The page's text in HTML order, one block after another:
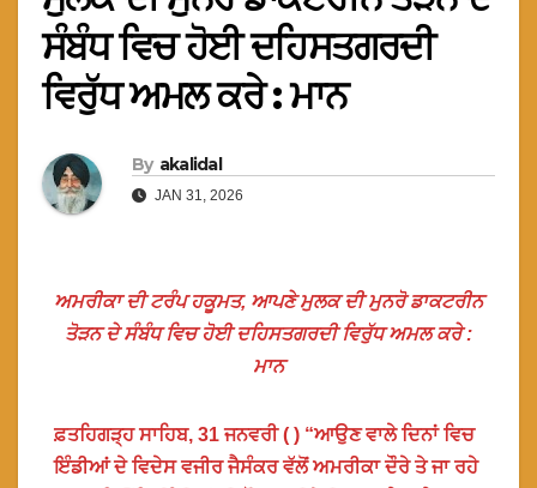
ਸੰਬੰਧ ਵਿਚ ਹੋਈ ਦਹਿਸਤਗਰਦੀ
ਵਿਰੁੱਧ ਅਮਲ ਕਰੇ : ਮਾਨ
By akalidal
JAN 31, 2026
ਅਮਰੀਕਾ ਦੀ ਟਰੰਪ ਹਕੂਮਤ, ਆਪਣੇ ਮੁਲਕ ਦੀ ਮੁਨਰੋ ਡਾਕਟਰੀਨ
ਤੋੜਨ ਦੇ ਸੰਬੰਧ ਵਿਚ ਹੋਈ ਦਹਿਸਤਗਰਦੀ ਵਿਰੁੱਧ ਅਮਲ ਕਰੇ :
ਮਾਨ
ਫ਼ਤਹਿਗੜ੍ਹ ਸਾਹਿਬ, 31 ਜਨਵਰੀ ( ) “ਆਉਣ ਵਾਲੇ ਦਿਨਾਂ ਵਿਚ
ਇੰਡੀਆਂ ਦੇ ਵਿਦੇਸ ਵਜੀਰ ਜੈਸੰਕਰ ਵੱਲੋਂ ਅਮਰੀਕਾ ਦੌਰੇ ਤੇ ਜਾ ਰਹੇ